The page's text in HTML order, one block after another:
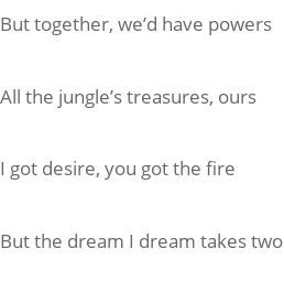
But together, we’d have powers
All the jungle’s treasures, ours
I got desire, you got the fire
But the dream I dream takes two